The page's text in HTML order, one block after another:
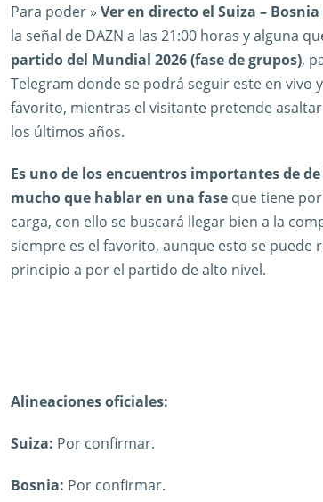
Para poder » Ver en directo el Suiza –
la señal de DAZN a las 21:00 horas y alguna
partido del Mundial 2026 (fase de grupos),
Telegram donde se podrá seguir este en vivo
favorito, mientras el visitante pretende
los últimos años.
Es uno de los encuentros importantes de
mucho que hablar en una fase que tiene
carga, con ello se buscará llegar bien a la
siempre es el favorito, aunque esto se puede
principio a por el partido de alto nivel.
Alineaciones oficiales:
Suiza: Por confirmar.
Bosnia: Por confirmar.